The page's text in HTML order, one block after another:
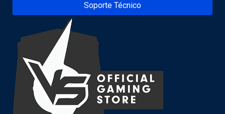
Soporte Técnico